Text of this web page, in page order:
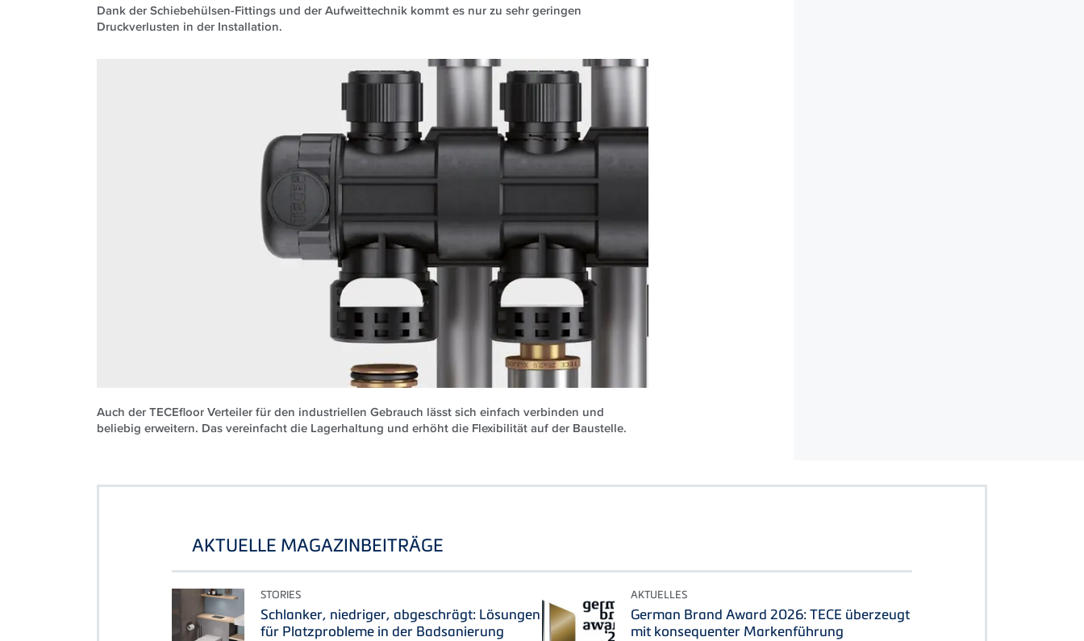
Dank der Schiebehülsen-Fittings und der Aufweittechnik kommt es nur zu sehr geringen
Druckverlusten in der Installation.
Auch der TECEfloor Verteiler für den industriellen Gebrauch lässt sich einfach verbinden und
beliebig erweitern. Das vereinfacht die Lagerhaltung und erhöht die Flexibilität auf der Baustelle.
AKTUELLE MAGAZINBEITRÄGE
STORIES
Schlanker, niedriger, abgeschrägt: Lösungen
für Platzprobleme in der Badsanierung
AKTUELLES
German Brand Award 2026: TECE überzeugt
mit konsequenter Markenführung